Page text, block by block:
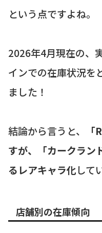
という点ですよね。
2026年4月現在の、
インでの在庫状況を
ました！
結論から言うと、
すが、「カークラン
るレアキャラ化して
店舗別の在庫傾向